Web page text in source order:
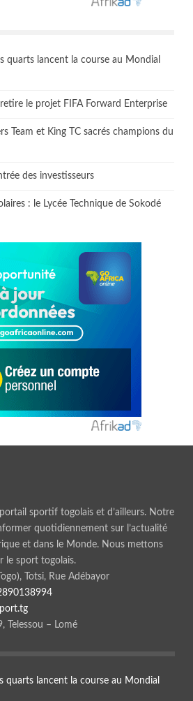
quarts lancent la course au Mondial
le projet FIFA Forward Enterprise
Team et King TC sacrés champions du
des investisseurs
: le Lycée Technique de Sokodé
portail sportif togolais et d’ailleurs. Notre
quotidiennement sur l’actualité
et dans le Monde. Nous mettons
le sport togolais.
Totsi, Rue Adébayor
Telessou – Lomé
quarts lancent la course au Mondial